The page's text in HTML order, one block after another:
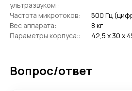
ультразвуком::
Частота микротоков:
500 Гц
Вес аппарата:
8 кг
Параметры корпуса::
42,5 х 30 х
Вопрос/ответ